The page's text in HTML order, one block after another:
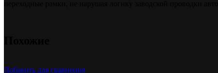
Добавить для сравнения